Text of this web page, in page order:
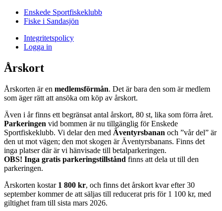
Enskede Sportfiskeklubb
Fiske i Sandasjön
Integritetspolicy
Logga in
Årskort
Årskorten är en medlemsförmån. Det är bara den som är medlem
som äger rätt att ansöka om köp av årskort.
Även i år finns ett begränsat antal årskort, 80 st, lika som förra året.
Parkeringen vid bommen är nu tillgänglig för Enskede
Sportfiskeklubb. Vi delar den med Äventyrsbanan och ”vår del” är
den ut mot vägen; den mot skogen är Äventyrsbanans. Finns det
inga platser där är vi hänvisade till betalparkeringen.
OBS! Inga gratis parkeringstillstånd finns att dela ut till den
parkeringen.
Årskorten kostar 1 800 kr, och finns det årskort kvar efter 30
september kommer de att säljas till reducerat pris för 1 100 kr, med
giltighet fram till sista mars 2026.